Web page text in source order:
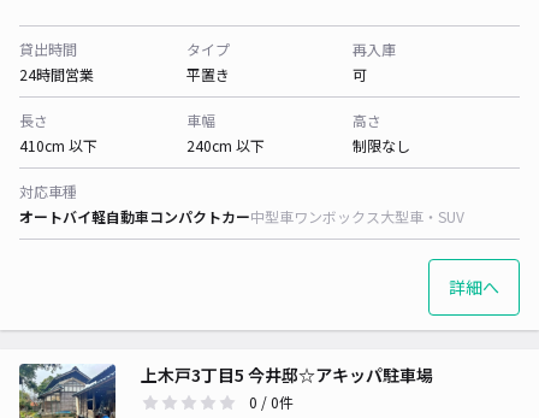
貸出時間
24時間営業
タイプ
平置き
再入庫
可
長さ
410cm 以下
車幅
240cm 以下
高さ
制限なし
対応車種
オートバイ軽自動車コンパクトカー中型車ワンボックス大型車・SUV
詳細へ
上木戸3丁目5 今井邸☆アキッパ駐車場
0 / 0件